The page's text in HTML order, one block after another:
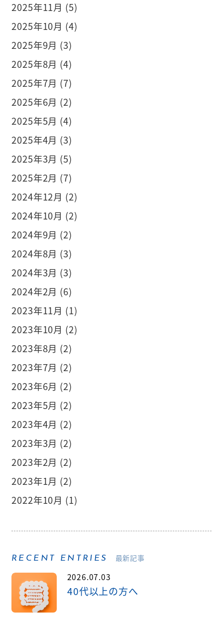
2025年11月 (5)
2025年10月 (4)
2025年9月 (3)
2025年8月 (4)
2025年7月 (7)
2025年6月 (2)
2025年5月 (4)
2025年4月 (3)
2025年3月 (5)
2025年2月 (7)
2024年12月 (2)
2024年10月 (2)
2024年9月 (2)
2024年8月 (3)
2024年3月 (3)
2024年2月 (6)
2023年11月 (1)
2023年10月 (2)
2023年8月 (2)
2023年7月 (2)
2023年6月 (2)
2023年5月 (2)
2023年4月 (2)
2023年3月 (2)
2023年2月 (2)
2023年1月 (2)
2022年10月 (1)
RECENT ENTRIES 最新記事
2026.07.03
40代以上の方へ